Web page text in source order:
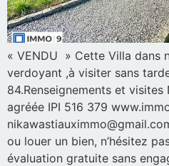
« VENDU » Cette Villa dans
verdoyant ,à visiter sans
84.Renseignements et
agréée IPI 516 379
ou louer un bien, n’hésitez
évaluation gratuite sans